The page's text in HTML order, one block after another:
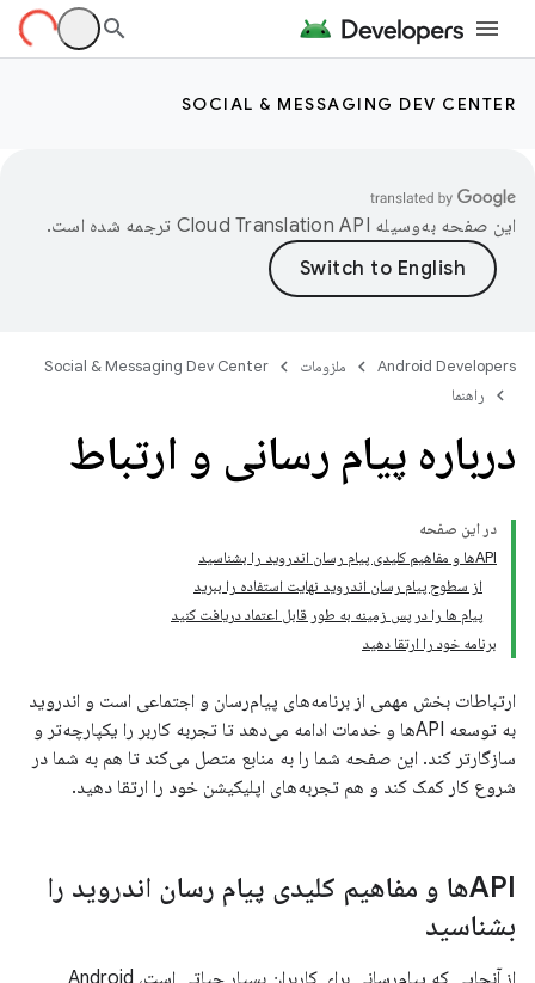
SOCIAL & MESSAGING DEV CENTER
این صفحه به‌وسیله ترجمه شده است.
Android Developers ملزومات
Social & Messaging Dev Center
راهنما
درباره پیام رسانی و ارتباط
در این صفحه
APIها و مفاهیم کلیدی پیام رسان اندروید را بشناسید
از سطوح پیام رسان اندروید نهایت استفاده را ببرید
پیام ها را در پس زمینه به طور قابل اعتماد دریافت کنید
برنامه خود را ارتقا دهید
ارتباطات بخش مهمی از برنامه‌های پیام‌رسان و اجتماعی است و اندروید
به توسعه APIها و خدمات ادامه می‌دهد تا تجربه کاربر را یکپارچه‌تر و
سازگارتر کند. این صفحه شما را به منابع متصل می‌کند تا هم به شما در
شروع کار کمک کند و هم تجربه‌های اپلیکیشن خود را ارتقا دهید.
APIها و مفاهیم کلیدی پیام رسان اندروید را
بشناسید
از آنجایی که پیام‌رسانی برای کاربران بسیار حیاتی است، Android